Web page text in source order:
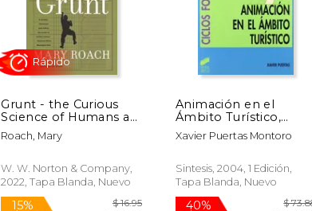
Grunt - the Curious
Science of Humans at
war (en Inglés)
Roach, Mary
W. W. Norton & Company,
2022, Tapa Blanda, Nuevo
Rápido
Animación en el
Ámbito Turístico,
Ciclos Formativos: [fp
Grado Superior,
(Ciclos Formativos. Fp
Grado Medio.
Xavier Puertas Montoro
Sintesis, 2004, 1 Edición,
Tapa Blanda, Nuevo